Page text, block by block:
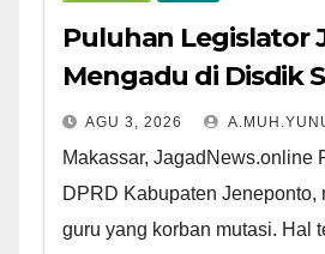
Puluhan Legislator
Mengadu di Disdik
AGU 3, 2026
Makassar, JagadNews.online
DPRD Kabupaten Jeneponto,
guru yang korban mutasi. Hal